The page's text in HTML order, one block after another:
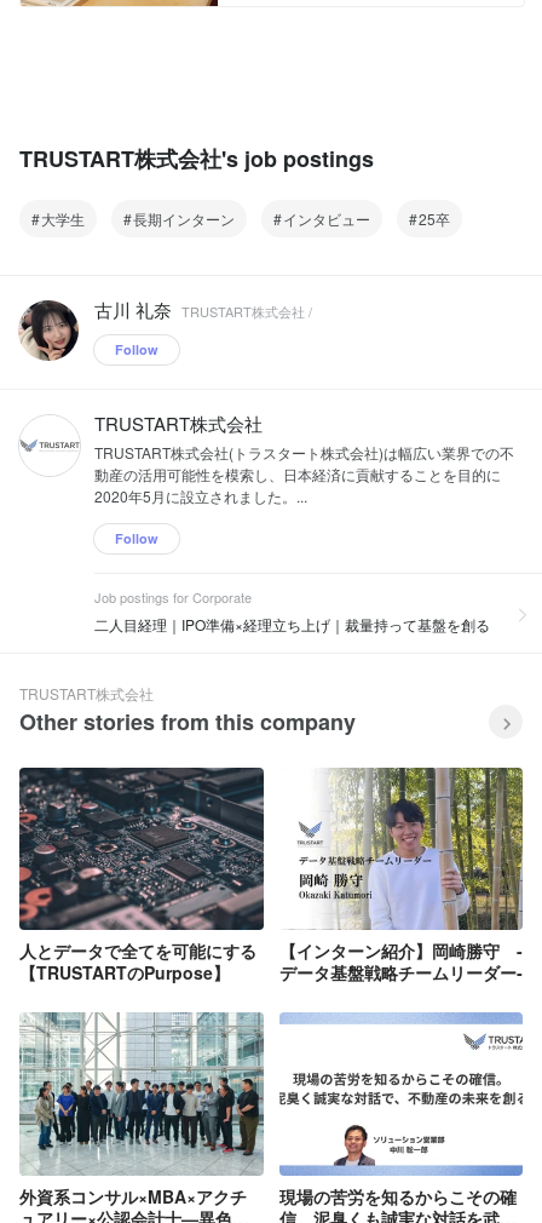
おり、多種多様な活用方法があります。
わる会社がマーケティングデータとして
法務局に備え付けられており、請求すれ
ただけるようになります。不動産会社は
売却・賃貸・リフォーム・建て替え提
案、司法書士や税理士なら家族信託や二
次相続対策、還付請求など、リサイク
ル・リユース会社は遺品整理などで新た
しています。その1つがDMやチラシ、LP
制作などのクリエイティブ支援です。お
オンラインで完結できる不動産調査サー
の負荷が非常に高く、これまで不動産調
査には多くの時間とそれに伴う人件費が
費やされてきました。中古住宅に係る売
買仲介だけでも、年間で2,000万時間以
上の調査コストがかかるといわれていま
す。 そんな煩雑な不動産調査を「テクノ
ロジー×人」で効率化。住所（または座
標）と所有者を入力するだけのシンプル
で使いやすい発注画面を用意し、最短1
分のかんたん発注で、納品は最短当日に
よる監修を受け、複数名のチェック体制
により、高品質を維持しています。 現在
は１都３県を中心に受注していますが、
今後は順次拡大していく予定です。
TRUSTART株式会社's job postings
大学生 長期インターン インタビュー 25卒
古川 礼奈 TRUSTART株式会社 /
Follow
TRUSTART株式会社
TRUSTART株式会社(トラスタート株式会社)は幅広い業界での不
動産の活用可能性を模索し、日本経済に貢献することを目的に
2020年5月に設立されました。...
Follow
Job postings for Corporate
二人目経理｜IPO準備×経理立ち上げ｜裁量持って基盤を創る
TRUSTART株式会社
Other stories from this company
人とデータで全てを可能にする
【TRUSTARTのPurpose】
【インターン紹介】岡崎勝守 -
データ基盤戦略チームリーダー‐
外資系コンサル×MBA×アクチ
ュアリー×公認会計士—異色の
現場の苦労を知るからこその確
信。泥臭くも誠実な対話を武器